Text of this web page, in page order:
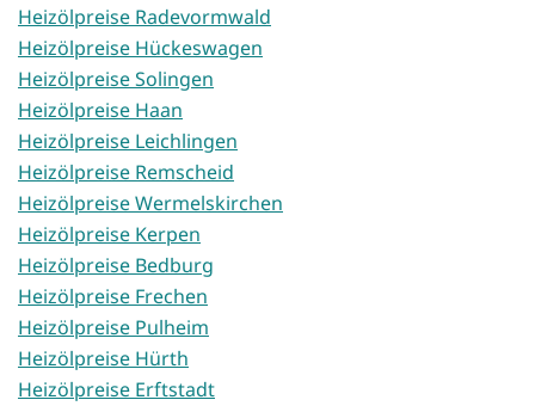
Heizölpreise Radevormwald
Heizölpreise Hückeswagen
Heizölpreise Solingen
Heizölpreise Haan
Heizölpreise Leichlingen
Heizölpreise Remscheid
Heizölpreise Wermelskirchen
Heizölpreise Kerpen
Heizölpreise Bedburg
Heizölpreise Frechen
Heizölpreise Pulheim
Heizölpreise Hürth
Heizölpreise Erftstadt